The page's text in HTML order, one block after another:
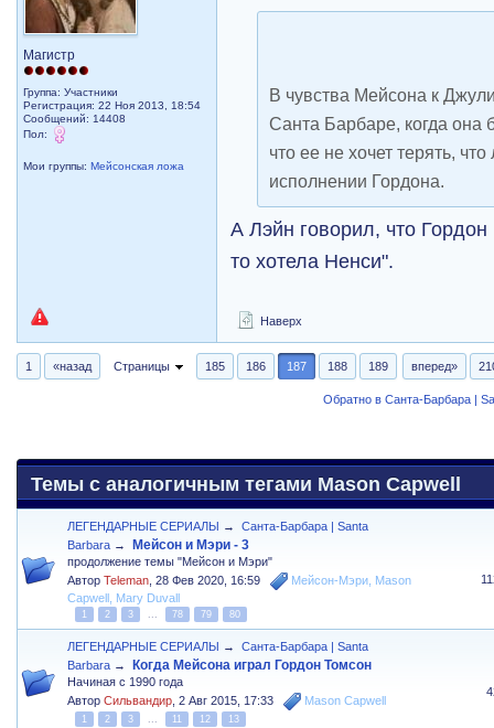
Магистр
Группа: Участники
Регистрация: 22 Ноя 2013, 18:54
Сообщений: 14408
Пол:
Мои группы:Мейсонская ложа
В чувства Мейсона к
Санта Барбаре, когда она
что ее не хочет терять,
исполнении Гордона.
А Лэйн говорил, что
то хотела Ненси".
Наверх
1 «назад Страницы 185 186 187 188 189 вперед»
Обратно в Санта-Барбара |
Темы с аналогичным тегами Mason Capwell
ЛЕГЕНДАРНЫЕ СЕРИАЛЫ →
Санта-Барбара | Santa
Barbara → Мейсон и Мэри - 3
продолжение темы "Мейсон и Мэри"
АвторTeleman ,28 Фев 2020, 16:59 Мейсон-Мэри Mason
Capwell Mary Duvall
1 2 3 78 79 80
ЛЕГЕНДАРНЫЕ СЕРИАЛЫ →
Санта-Барбара | Santa
Barbara → Когда Мейсона играл Гордон Томсон
Начиная с 1990 года
АвторСильвандир ,2 Авг 2015, 17:33 Mason Capwell
1 2 3 11 12 13